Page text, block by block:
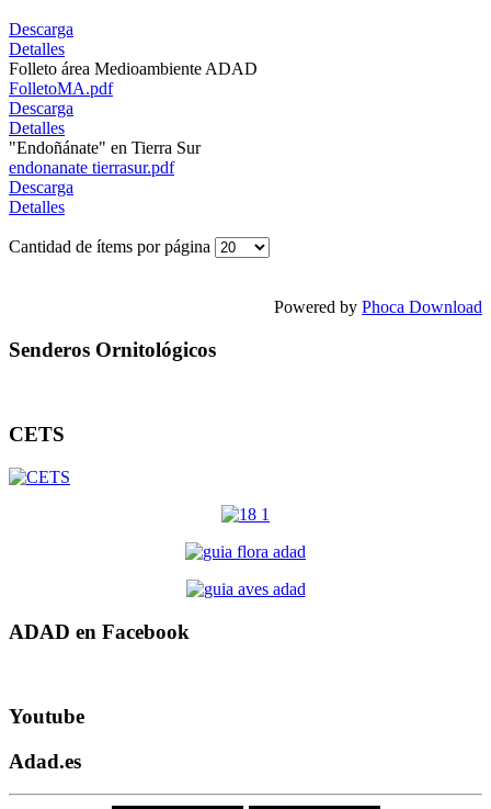
Descarga
Detalles
Folleto área Medioambiente ADAD
FolletoMA.pdf
Descarga
Detalles
"Endoñánate" en Tierra Sur
endonanate tierrasur.pdf
Descarga
Detalles
Cantidad de ítems por página
Powered by Phoca Download
Senderos Ornitológicos
CETS
ADAD en Facebook
Youtube
Adad.es